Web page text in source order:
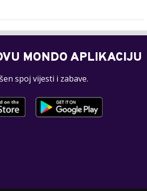
MONDO APLIKACIJU
spoj vijesti i zabave.